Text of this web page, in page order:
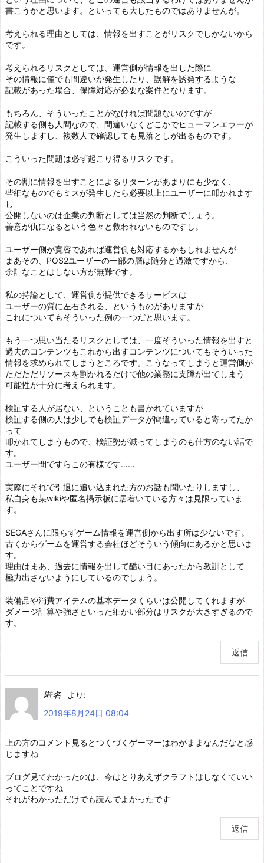
書こうかと思います。といっても大したものではありませんが。
考えられる理由としては、情報を出すことがリスクでしかないから
です。
考えられるリスクとしては、運営側が情報を出した際に
その情報に僅でも間違いが発生したり、誤解を誘発するような
記載があった場合、保障対応が必要な案件となります。
もちろん、そういったことがなければ問題ないのですが
記載する側も人間なので、間違いなくどこかでヒューマンエラーが
発生しますし、複数人で確認しても見落としが出るものです。
こういった問題は必ず起こり得るリスクです。
その割に情報を出すことによるリターンがあまりにも少なく、
些細なものでもミスが発生したら必要以上にユーザーに叩かれます
し
公開しないのは企業の判断としては当然の判断でしょう。
善意が仇になるという色々と救われないものですし。
ユーザー側が寛容であれば運営側も対応するかもしれませんが
まあその、POS2ユーザーの一部の層は随分と過激ですから、
余計なことはしない方が無難です。
私の持論として、運営側が提供できるサービスは
ユーザーの質に左右される、というものがありますが
これについてもそういった例の一つだと思います。
もう一つ思い当たるリスクとしては、一度そういった情報を出すと
過去のコンテンツもこれから出すコンテンツについてもそういった
情報を求められてしまうところです。こうなってしまうと運営側が
ただただリソースを割かれるだけで他の業務に支障が出てしまう
可能性が十分に考えられます。
検証する人が居ない、ということも書かれていますが
検証する側の人は少しでも検証データが間違っていると寄ってたか
って
叩かれてしまうもので、検証勢が減ってしまうのも仕方のない話で
す。
ユーザー間ですらこの有様です……
実際にそれで引退に追い込まれた方のお話も聞いたりしますし、
私自身も某wikiや匿名掲示板に居着いている方々は見限っていま
す。
SEGAさんに限らずゲーム情報を運営側から出す所は少ないです。
古くからゲームを運営する会社ほどそういう傾向にあるかと思いま
す。
理由はまあ、過去に情報を出して酷い目にあったから教訓として
極力出さないようにしているのでしょう。
装備品や消費アイテムの基本データくらいは公開してくれますが
ダメージ計算や強さといった細かい部分はリスクが大きすぎるので
す。
返信
匿名
より:
2019年8月24日 08:04
上の方のコメント見るとつくづくゲーマーはわがままなんだなと感
じますね
ブログ見てわかったのは、今はとりあえずクラフトはしなくていい
ってことですね
それがわかっただけでも読んでよかったです
返信